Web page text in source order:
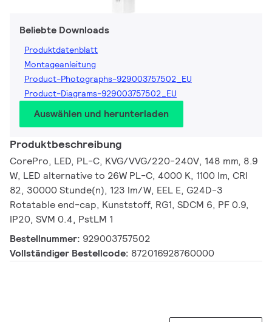
Beliebte Downloads
Produktdatenblatt
Montageanleitung
Product-Photographs-929003757502_EU
Product-Diagrams-929003757502_EU
Auswählen und herunterladen
Produktbeschreibung
CorePro, LED, PL-C, KVG/VVG/220-240V, 148 mm, 8.9
W, LED alternative to 26W PL-C, 4000 K, 1100 lm, CRI
82, 30000 Stunde(n), 123 lm/W, EEL E, G24D-3
Rotatable end-cap, Kunststoff, RG1, SDCM 6, PF 0.9,
IP20, SVM 0.4, PstLM 1
Bestellnummer: 929003757502
Vollständiger Bestellcode: 872016928760000